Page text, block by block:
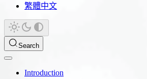
繁體中文
Search
Introduction